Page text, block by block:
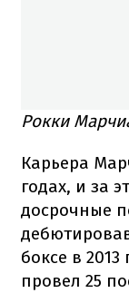
Рокки
Карьера
годах, и за
досрочные
боксе в
провел 25